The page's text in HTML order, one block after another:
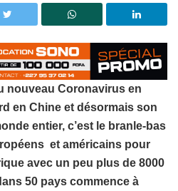
nouveau Coronavirus en
en Chine et désormais son
entier, c’est le branle-bas
et américains pour
avec un peu plus de 8000
50 pays commence à